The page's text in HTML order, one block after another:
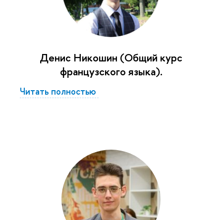
Денис Никошин (Общий курс
французского языка).
Читать полностью